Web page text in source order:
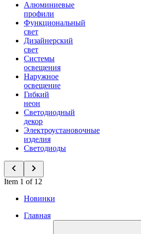
Алюминиевые
профили
Функциональный
свет
Дизайнерский
свет
Системы
освещения
Наружное
освещение
Гибкий
неон
Светодиодный
декор
Электроустановочные
изделия
Светодиоды
Item 1 of 12
Новинки
Главная